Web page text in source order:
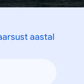
aastal